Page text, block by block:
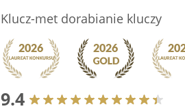
Klucz-met dorabianie kluczy
9.4